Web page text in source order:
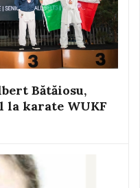
Bătăiosu,
karate WUKF